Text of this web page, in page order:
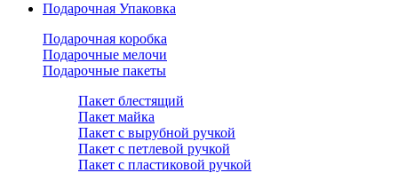
Подарочная Упаковка
Подарочная коробка
Подарочные мелочи
Подарочные пакеты
Пакет блестящий
Пакет майка
Пакет с вырубной ручкой
Пакет с петлевой ручкой
Пакет с пластиковой ручкой